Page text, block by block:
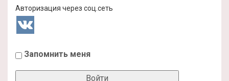
Авторизация через соц.сеть
Запомнить меня